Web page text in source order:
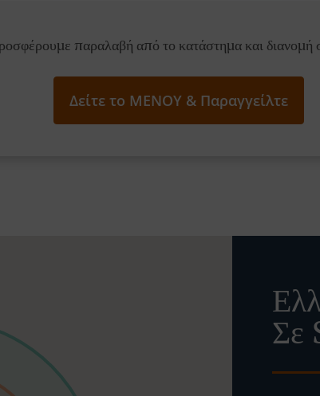
παραλαβή από το κατάστημα και διανομή
Δείτε το ΜΕΝΟΥ & Παραγγείλτε
Σε